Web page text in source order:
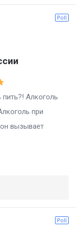
Poll
при
вызывает
Poll